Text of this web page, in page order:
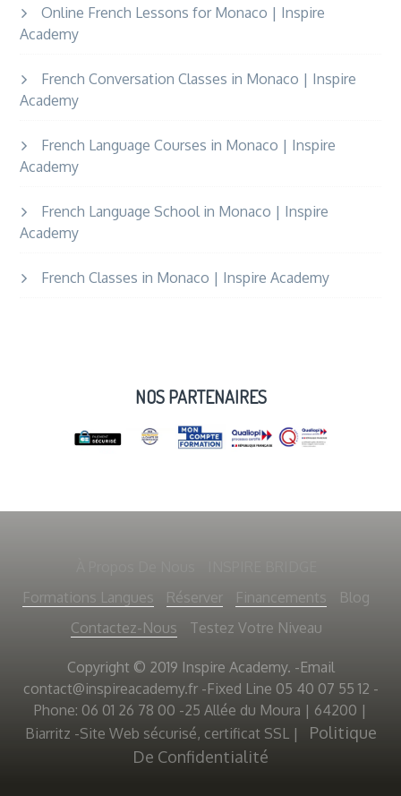
Online French Lessons for Monaco | Inspire
Academy
French Conversation Classes in Monaco | Inspire
Academy
French Language Courses in Monaco | Inspire
Academy
French Language School in Monaco | Inspire
Academy
French Classes in Monaco | Inspire Academy
NOS PARTENAIRES
Formations Langues
Réserver Financements
Blog
Contactez-Nous
Testez Votre Niveau
Copyright © 2019 Inspire Academy. -Email
contact@inspireacademy.fr-Fixed Line 05 40 07 55 12 -
Phone: 06 01 26 78 00 -25 Allée du Moura | 64200 |
Biarritz -Site Web sécurisé, certificat SSL |
Politique
De Confidentialité